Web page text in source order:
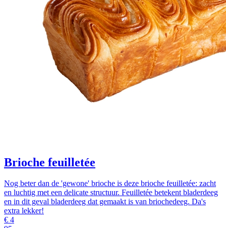
Brioche feuilletée
Nog beter dan de 'gewone' brioche is deze brioche feuilletée: zacht
en luchtig met een delicate structuur. Feuilletée betekent bladerdeeg
en in dit geval bladerdeeg dat gemaakt is van briochedeeg. Da's
extra lekker!
€ 4